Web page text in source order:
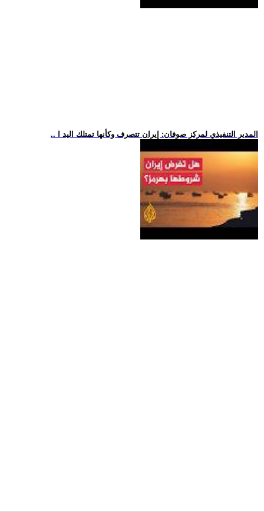
.. المدير التنفيذي لمركز صوفان: إيران تتصرف وكأنها تمتلك اليد ا